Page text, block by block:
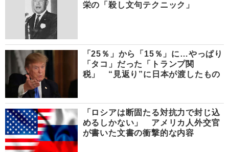
栄の「殺し文句テクニック」
「25％」から「15％」に…やっぱり
「タコ」だった「トランプ関
税」 “見返り”に日本が渡したもの
「ロシアは断固たる対抗力で封じ込
めるしかない」 アメリカ人外交官
が書いた文書の衝撃的な内容